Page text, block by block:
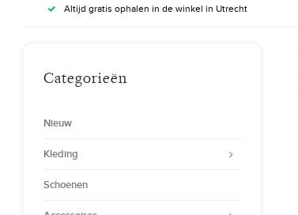
Altijd gratis ophalen in de winkel in Utrecht
Categorieën
Nieuw
Kleding
Schoenen